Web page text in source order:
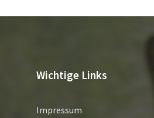
Wichtige Links
Impressum